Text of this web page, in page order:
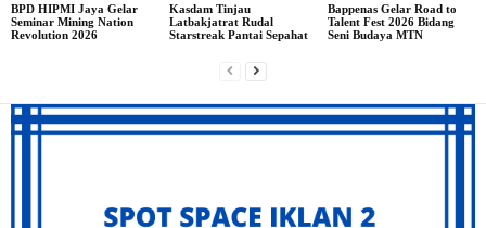
BPD HIPMI Jaya Gelar
Seminar Mining Nation
Revolution 2026
Kasdam Tinjau
Latbakjatrat Rudal
Starstreak Pantai Sepahat
Bappenas Gelar Road to
Talent Fest 2026 Bidang
Seni Budaya MTN